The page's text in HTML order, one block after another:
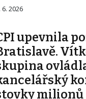
6. 2026
upevnila
milionů